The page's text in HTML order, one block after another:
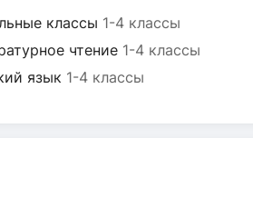
классы 1-4 классы
чтение 1-4 классы
язык 1-4 классы